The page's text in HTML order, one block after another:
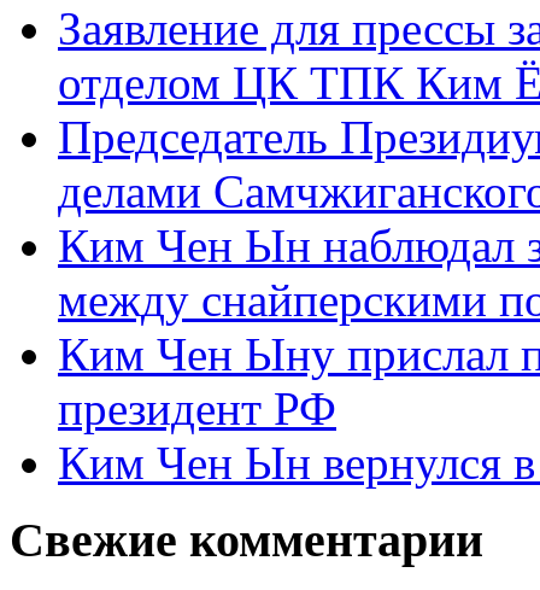
Заявление для прессы
отделом ЦК ТПК Ким
Председатель
делами
Ким Чен Ын наблюдал
между снайперскими
Ким Чен Ыну прислал
президент РФ
Ким Чен Ын вернулся
Свежие комментарии